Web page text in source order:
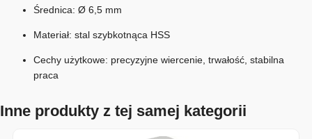
Średnica: Ø 6,5 mm
Materiał: stal szybkotnąca HSS
Cechy użytkowe: precyzyjne wiercenie, trwałość, stabilna
praca
Inne produkty z tej samej kategorii